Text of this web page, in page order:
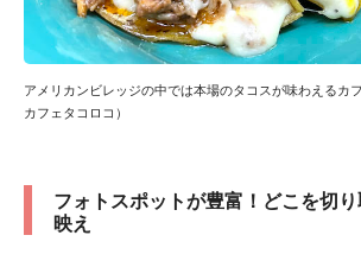
アメリカンビレッジの中では本場のタコスが味わえるカ
カフェタコロコ）
フォトスポットが豊富！どこを切
映え